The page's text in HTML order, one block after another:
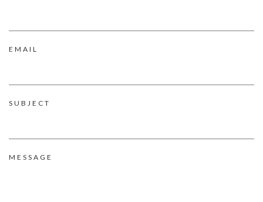
EMAIL
SUBJECT
MESSAGE